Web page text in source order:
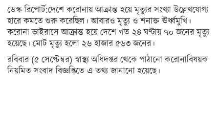
বিদেশ
ভারত
আমেরিকা
ইউরোপ
ডেস্ক রিপোর্ট:দেশে করোনায় আক্রান্ত হয়ে মৃত্যুর সংখ্যা উল্লেখযোগ্য
হারে কমতে শুরু করেছিল। আবারও মৃত্যু ও শনাক্ত ঊর্ধ্বমুখি।
করোনা ভাইরাসে আক্রান্ত হয়ে দেশে গত ২৪ ঘণ্টায় ৭০ জনের মৃত্যু
হয়েছে। মোট মৃত্যু হলো ২৬ হাজার ৫৬৩ জনের।
রবিবার (৫ সেপ্টেম্বর) স্বাস্থ্য অধিদপ্তর থেকে পাঠানো করোনাবিষয়ক
নিয়মিত সংবাদ বিজ্ঞপ্তিতে এ তথ্য জানানো হয়েছে।